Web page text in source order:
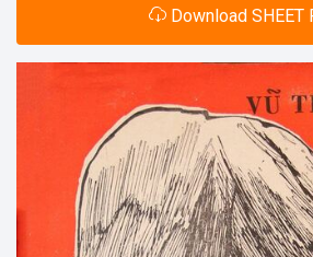
Download SHEET